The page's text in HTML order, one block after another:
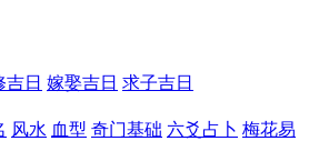
吉日 嫁娶吉日 求子吉日
风水 血型 奇门基础 六爻占卜 梅花易